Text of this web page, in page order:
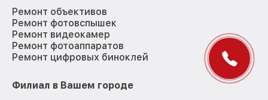
Ремонт объективов
Ремонт фотовспышек
Ремонт видеокамер
Ремонт фотоаппаратов
Ремонт цифровых биноклей
Филиал в Вашем городе